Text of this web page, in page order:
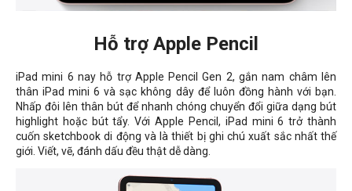
Hỗ trợ Apple Pencil
iPad mini 6 nay hỗ trợ Apple Pencil Gen 2, gắn nam châm lên
thân iPad mini 6 và sạc không dây để luôn đồng hành với bạn.
Nhấp đôi lên thân bút để nhanh chóng chuyển đổi giữa dạng bút
highlight hoặc bút tẩy. Với Apple Pencil, iPad mini 6 trở thành
cuốn sketchbook di động và là thiết bị ghi chú xuất sắc nhất thế
giới. Viết, vẽ, đánh dấu đều thật dễ dàng.